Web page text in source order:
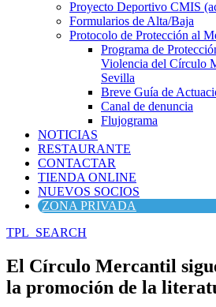
Proyecto Deportivo CMIS
Formularios de Alta/Baja
Protocolo de Protección al
Programa de
Violencia del Círculo
Sevilla
Breve Guía de
Canal de denuncia
Flujograma
NOTICIAS
RESTAURANTE
CONTACTAR
TIENDA ONLINE
NUEVOS SOCIOS
ZONA PRIVADA
TPL_SEARCH
El Círculo Mercantil
la promoción de la